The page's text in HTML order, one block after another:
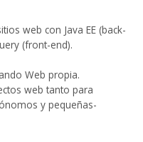
web con Java EE (back-
(front-end).
Web propia.
web tanto para
y pequeñas-